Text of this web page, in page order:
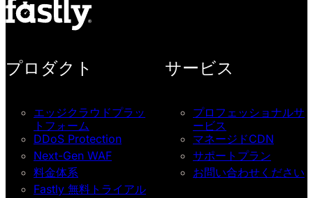
プロダクト
エッジクラウドプラッ
トフォーム
DDoS Protection
Next-Gen WAF
料金体系
Fastly 無料トライアル
サービス
プロフェッショナルサ
ービス
マネージドCDN
サポートプラン
お問い合わせください